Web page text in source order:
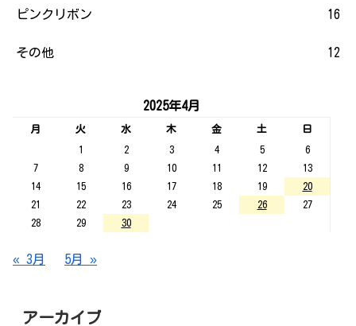
ピンクリボン 16
その他 12
2025年4月
月 火 水 木 金 土
日
1
2 3 4 5
6
7
8 9 10 11 12
13
14
15 16 17 18 19
20
21
22 23 24 25 26
27
28
29 30
« 3月 5月 »
アーカイブ